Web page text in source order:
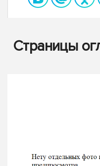
Страницы